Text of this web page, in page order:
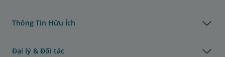
Thông Tin Hữu Ích
Đại lý & Đối tác